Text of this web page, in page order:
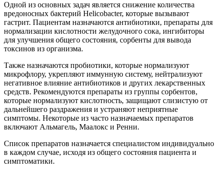
Одной из основных задач является снижение количества
вредоносных бактерий Helicobacter, которые вызывают
гастрит. Пациентам назначаются антибиотики, препараты для
нормализации кислотности желудочного сока, ингибиторы
для улучшения общего состояния, сорбенты для вывода
токсинов из организма.
Также назначаются пробиотики, которые нормализуют
микрофлору, укрепляют иммунную систему, нейтрализуют
негативное влияние антибиотиков и других лекарственных
средств. Рекомендуются препараты из группы сорбентов,
которые нормализуют кислотность, защищают слизистую от
дальнейшего раздражения и устраняют неприятные
симптомы. Некоторые из часто назначаемых препаратов
включают Альмагель, Маалокс и Ренни.
Список препаратов назначается специалистом индивидуально
в каждом случае, исходя из общего состояния пациента и
симптоматики.